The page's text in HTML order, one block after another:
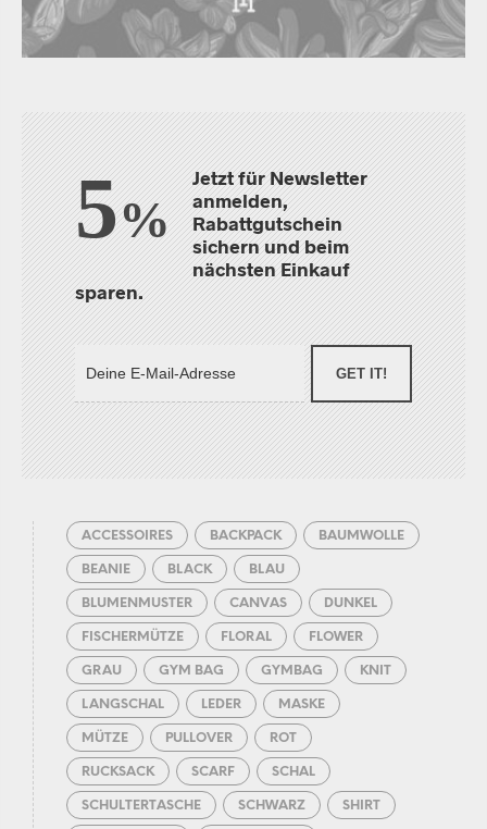
5%
Jetzt für Newsletter
anmelden,
Rabattgutschein
sichern und beim
nächsten Einkauf
sparen.
GET IT!
ACCESSOIRES BACKPACK BAUMWOLLE
BEANIE BLACK BLAU
BLUMENMUSTER CANVAS DUNKEL
FISCHERMÜTZE FLORAL FLOWER
GRAU GYM BAG GYMBAG KNIT
LANGSCHAL LEDER MASKE
MÜTZE PULLOVER ROT
RUCKSACK SCARF SCHAL
SCHULTERTASCHE SCHWARZ SHIRT